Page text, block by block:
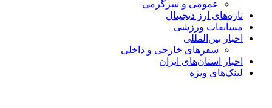
عمومی و سرگرمی
تازه‌های ارز دیجیتال
مسابقات ورزشی
اخبار بین‌المللی
سفرهای خارجی و داخلی
اخبار استان‌های ایران
لینک‌های ویژه